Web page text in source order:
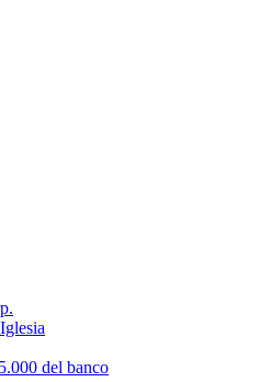
del banco